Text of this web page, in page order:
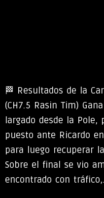
🏁 Resultados de la
(CH7.5 Rasin Tim)
largado desde la
puesto ante Ricardo
para luego recuperar
Sobre el final se vio
encontrado con